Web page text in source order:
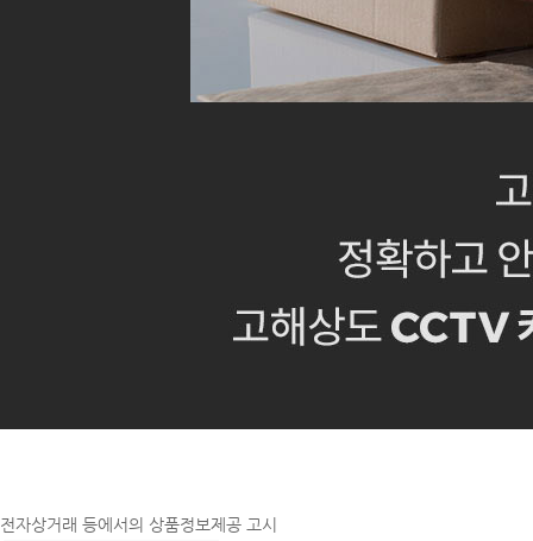
전자상거래 등에서의 상품정보제공 고시